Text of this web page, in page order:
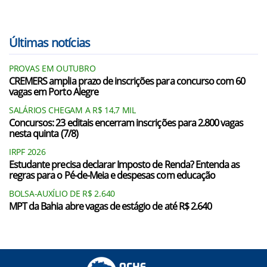
Últimas notícias
PROVAS EM OUTUBRO
CREMERS amplia prazo de inscrições para concurso com 60
vagas em Porto Alegre
SALÁRIOS CHEGAM A R$ 14,7 MIL
Concursos: 23 editais encerram inscrições para 2.800 vagas
nesta quinta (7/8)
IRPF 2026
Estudante precisa declarar Imposto de Renda? Entenda as
regras para o Pé-de-Meia e despesas com educação
BOLSA-AUXÍLIO DE R$ 2.640
MPT da Bahia abre vagas de estágio de até R$ 2.640